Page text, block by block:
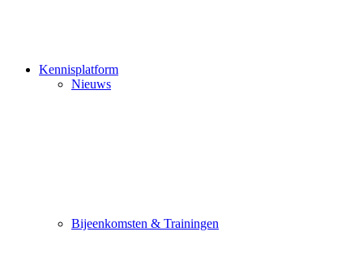
Kennisplatform
Nieuws
Bijeenkomsten & Trainingen